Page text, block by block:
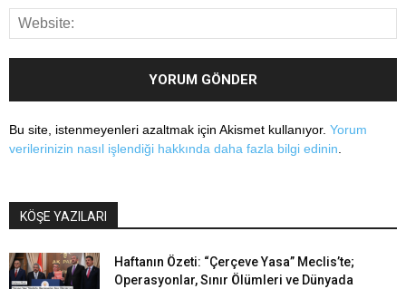
Bu site, istenmeyenleri azaltmak için Akismet kullanıyor. Yorum
verilerinizin nasıl işlendiği hakkında daha fazla bilgi edinin.
KÖŞE YAZILARI
Haftanın Özeti: “Çerçeve Yasa” Meclis’te;
Operasyonlar, Sınır Ölümleri ve Dünyada